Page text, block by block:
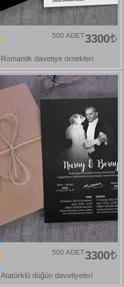
3300
500 ADET
Romantik davetiye örnekleri
3300
500 ADET
Atatürklü düğün davetiyeleri